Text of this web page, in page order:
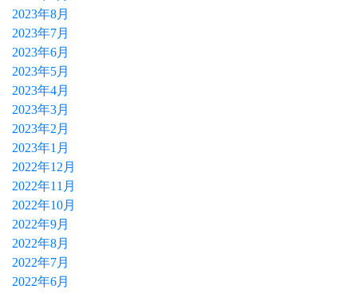
2023年8月
2023年7月
2023年6月
2023年5月
2023年4月
2023年3月
2023年2月
2023年1月
2022年12月
2022年11月
2022年10月
2022年9月
2022年8月
2022年7月
2022年6月